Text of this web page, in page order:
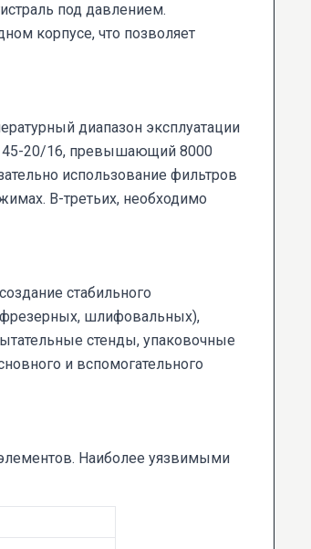
под давлением.
корпусе, что позволяет
диапазон эксплуатации
45-20/16, превышающий 8000
использование фильтров
В-третьих, необходимо
стабильного
фрезерных, шлифовальных),
стенды, упаковочные
и вспомогательного
Наиболее уязвимыми